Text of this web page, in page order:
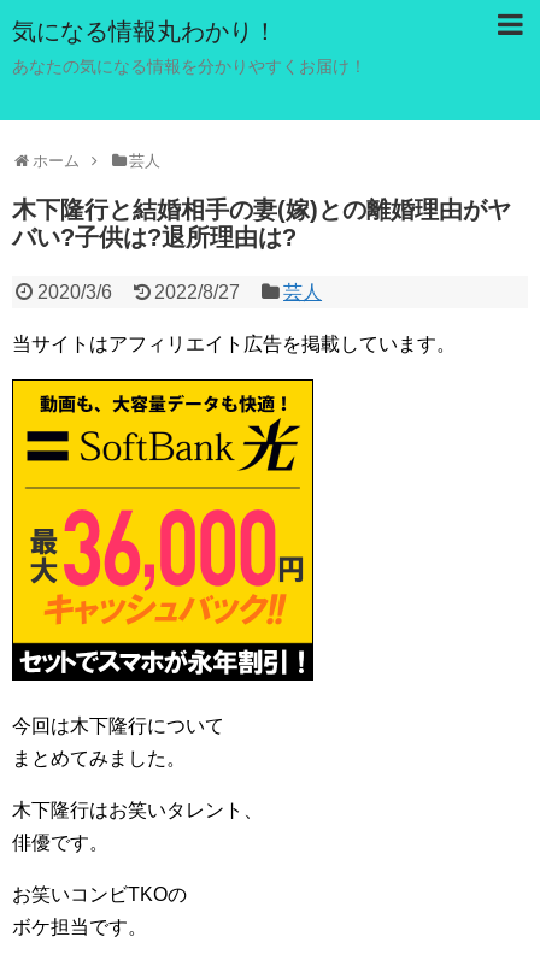
気になる情報丸わかり！
あなたの気になる情報を分かりやすくお届け！
ホーム 芸人
木下隆行と結婚相手の妻(嫁)との離婚理由がヤ
バい?子供は?退所理由は?
2020/3/6 2022/8/27 芸人
当サイトはアフィリエイト広告を掲載しています。
今回は木下隆行について
まとめてみました。
木下隆行はお笑いタレント、
俳優です。
お笑いコンビTKOの
ボケ担当です。